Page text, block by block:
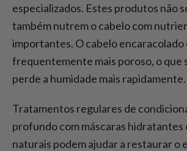
especializados. Estes produtos não
também nutrem o cabelo com
importantes. O cabelo encaracolado
frequentemente mais poroso, o que
perde a humidade mais rapidamente.
Tratamentos regulares de
profundo com máscaras hidratantes
naturais podem ajudar a restaurar o